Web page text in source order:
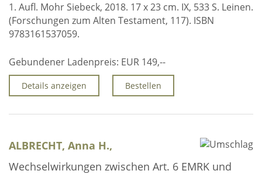
1. Aufl. Mohr Siebeck, 2018. 17 x 23 cm. IX, 533 S. Leinen.
(Forschungen zum Alten Testament, 117). ISBN
9783161537059.
Gebundener Ladenpreis: EUR 149,--
Details anzeigen Bestellen
ALBRECHT, Anna H.,
Wechselwirkungen zwischen Art. 6 EMRK und